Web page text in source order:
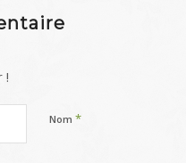
!
Nom *